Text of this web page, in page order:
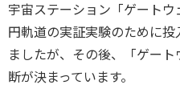
宇宙ステーション「ゲート
円軌道の実証実験のために
ましたが、その後、「ゲー
断が決まっています。